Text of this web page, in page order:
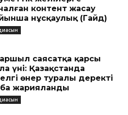
контент жасау
нұсқаулық (Гайд)
саясатқа қарсы
үні: Қазақстанда
өнер туралы деректі
жарияланды